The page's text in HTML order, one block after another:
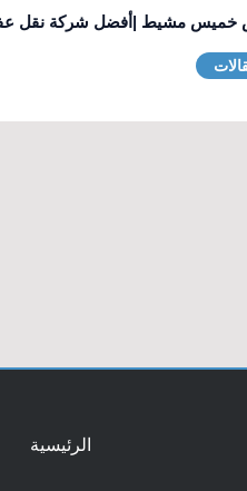
خميس مشيط |أفضل شركة نقل
الرئيسية